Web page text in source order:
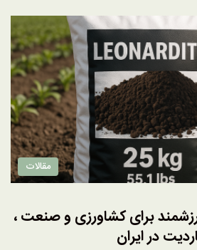
مقالات
برای کشاورزی و صنعت ،
در ایران